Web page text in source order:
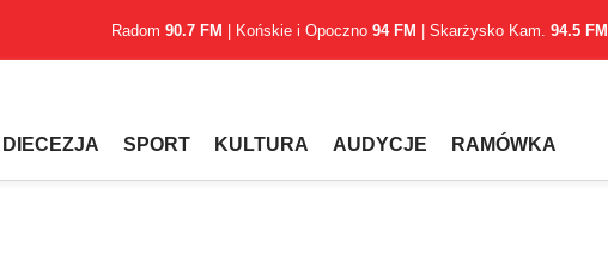
Radom 90.7 FM | Końskie i Opoczno 94 FM | Skarżysko Kam. 94.5 FM
DIECEZJA SPORT KULTURA AUDYCJE RAMÓWKA